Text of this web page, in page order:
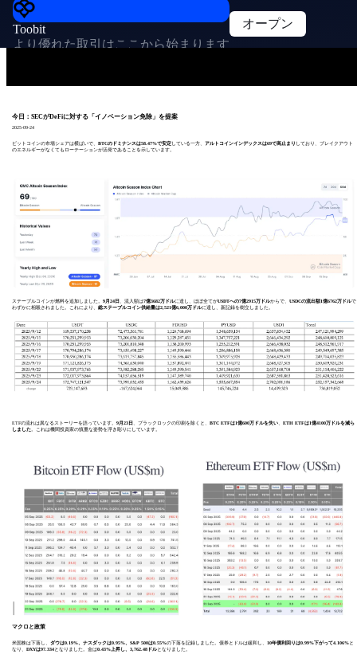
Toobit
より優れた取引はここから始まります
オープン
今日：SECがDeFiに対する「イノベーション免除」を提案
2025-09-24
ビットコインの市場シェアは横ばいで、 BTCのドミナンスは58.47%で安定している一方、 アルトコインインデックスは69で高止まり しており、ブレイクアウト
のエネルギーがなくてもローテーションが活発であることを示しています。
ステーブルコインが燃料を追加しました。 9月24日 、流入額は7億3682万ドルに達し、ほぼ全てがUSDTへの7億2915万ドルからで、 USDCの流出額1億6762万ドルで
わずかに相殺されました。これにより、 総ステーブルコイン供給量は2,521億6,000万ドルに達し、新記録を樹立しました。
ETFの流れは異なるストーリーを語っています。 9月23日 、ブラックロックの印刷を除くと、 BTC ETFは1億600万ドルを失い、 ETH ETFは1億4100万ドルを減ら
しました。これは機関投資家の慎重な姿勢を浮き彫りにしています。
マクロと政策
米国株は下落し、 ダウは0.19%、ナスダックは0.95%、S&P 500は0.55%の下落を記録しました。債券とドルは緩和し、 10年債利回りは0.99%下がって4.106%と
なり、 DXYは97.334となりました。金は0.43%上昇し、3,762.48ドルとなりました。